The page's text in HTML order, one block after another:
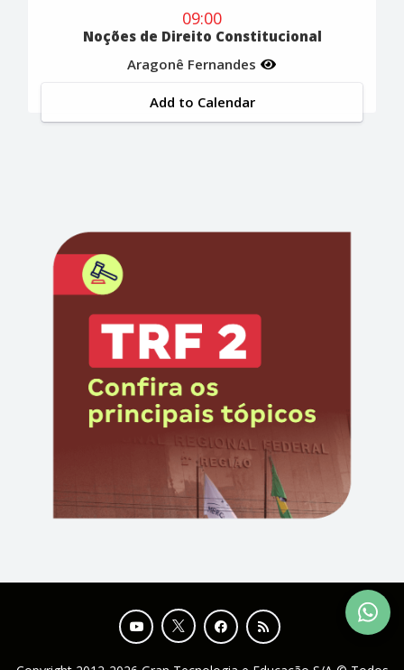
09:00
Noções de Direito Constitucional
Aragonê Fernandes
Add to Calendar